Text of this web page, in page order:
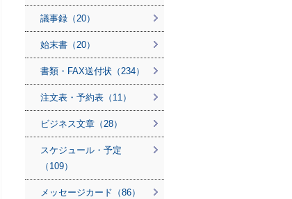
議事録（20）
始末書（20）
書類・FAX送付状（234）
注文表・予約表（11）
ビジネス文章（28）
スケジュール・予定
（109）
メッセージカード（86）